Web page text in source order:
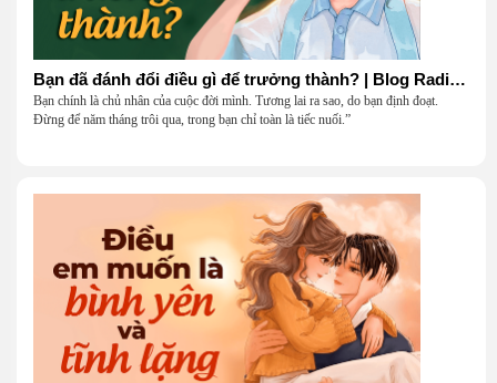
Bạn đã đánh đổi điều gì để trưởng thành? | Blog Radio 906
Bạn chính là chủ nhân của cuộc đời mình. Tương lai ra sao, do bạn định đoạt.
Đừng để năm tháng trôi qua, trong bạn chỉ toàn là tiếc nuối.”